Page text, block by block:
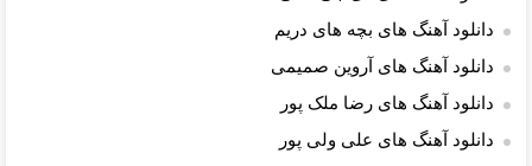
دانلود آهنگ های بچه های دریم
دانلود آهنگ های آروین صمیمی
دانلود آهنگ های رضا ملک پور
دانلود آهنگ های علی ولی پور